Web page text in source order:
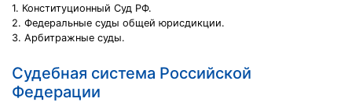
1. Конституционный Суд РФ.
2. Федеральные суды общей юрисдикции.
3. Арбитражные суды.
Судебная система Российской
Федерации